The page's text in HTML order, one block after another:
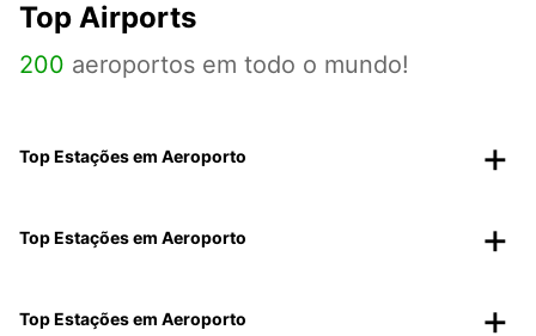
Top Airports
200 aeroportos em todo o mundo!
Top Estações em Aeroporto
Top Estações em Aeroporto
Top Estações em Aeroporto